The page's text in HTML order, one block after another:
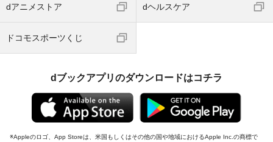
dアニメストア dヘルスケア
ドコモスポーツくじ
dブックアプリのダウンロードはコチラ
Appleのロゴ、App Storeは、米国もしくはその他の国や地域におけるApple Inc.の商標で